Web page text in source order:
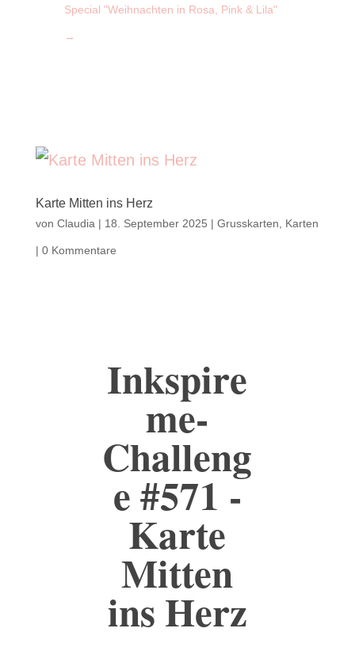
Special "Weihnachten in Rosa, Pink & Lila"
→
Karte Mitten ins Herz
von Claudia | 18. September 2025 | Grusskarten Karten
| 0 Kommentare
Inkspire
me-
Challeng
e #571 -
Karte
Mitten
ins Herz